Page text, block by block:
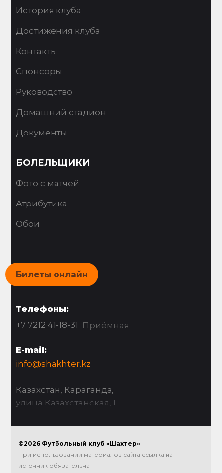
История клуба
Достижения клуба
Контакты
Спонсоры
Руководство
Домашний стадион
Документы
БОЛЕЛЬЩИКИ
Фото с матчей
Атрибутика
Обои
Билеты онлайн
Телефоны:
+7 7212 41-18-31 Приёмная
E-mail:
info@shakhter.kz
Казахстан, Караганда,
улица Казахстанская, 1
©2026 Футбольный клуб «Шахтер»
При использовании материалов сайта ссылка на
источник обязательна